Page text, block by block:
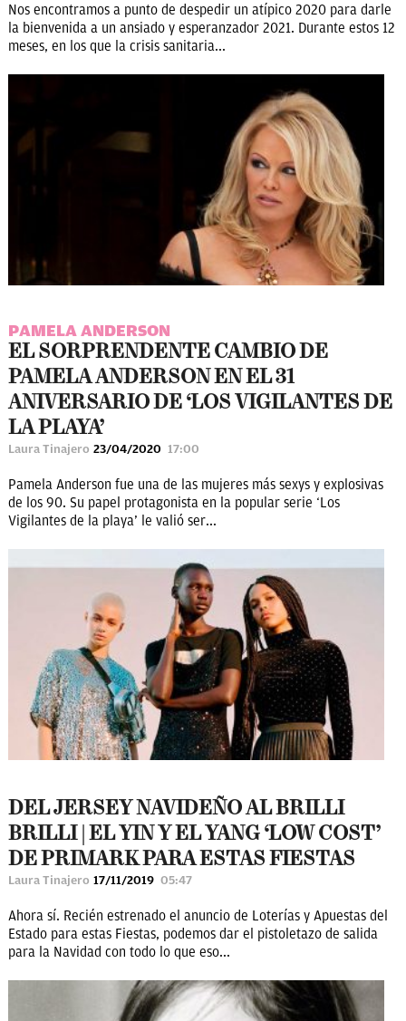
Nos encontramos a punto de despedir un atípico 2020 para darle
la bienvenida a un ansiado y esperanzador 2021. Durante estos 12
meses, en los que la crisis sanitaria...
PAMELA ANDERSON
EL SORPRENDENTE CAMBIO DE
PAMELA ANDERSON EN EL 31
ANIVERSARIO DE ‘LOS VIGILANTES DE
LA PLAYA’
Laura Tinajero 23/04/2020 17:00
Pamela Anderson fue una de las mujeres más sexys y explosivas
de los 90. Su papel protagonista en la popular serie ‘Los
Vigilantes de la playa’ le valió ser...
DEL JERSEY NAVIDEÑO AL BRILLI
BRILLI | EL YIN Y EL YANG ‘LOW COST’
DE PRIMARK PARA ESTAS FIESTAS
Laura Tinajero 17/11/2019 05:47
Ahora sí. Recién estrenado el anuncio de Loterías y Apuestas del
Estado para estas Fiestas, podemos dar el pistoletazo de salida
para la Navidad con todo lo que eso...